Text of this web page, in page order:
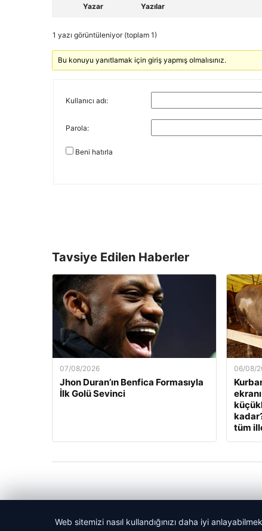
Yazar Yazılar
1 yazı görüntüleniyor (toplam 1)
Bu konuyu yanıtlamak için giriş yapmış olmalısınız.
Kullanıcı adı:
Parola:
Beni hatırla
Tavsiye Edilen Haberler
07/08/2026
Jhon Duran’ın Benfica Formasıyla
İlk Golü Sevinci
06/08/
tüm
© 2026 Kitap Oku – Güncel Haberler
Web sitemizi nasıl kullandığınızı daha iyi